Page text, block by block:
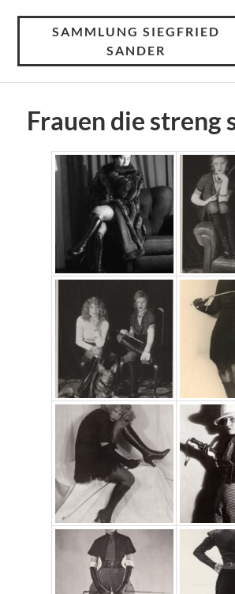
SAMMLUNG SIEGFRIED
SANDER
Frauen die streng